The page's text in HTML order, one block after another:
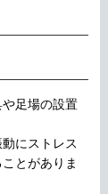
足場の設置
にストレス
とがありま